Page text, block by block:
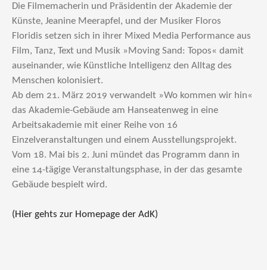
Die Filmemacherin und Präsidentin der Akademie der
Künste, Jeanine Meerapfel, und der Musiker Floros
Floridis setzen sich in ihrer Mixed Media Performance aus
Film, Tanz, Text und Musik »Moving Sand: Topos« damit
auseinander, wie Künstliche Intelligenz den Alltag des
Menschen kolonisiert.
Ab dem 21. März 2019 verwandelt »Wo kommen wir hin«
das Akademie-Gebäude am Hanseatenweg in eine
Arbeitsakademie mit einer Reihe von 16
Einzelveranstaltungen und einem Ausstellungsprojekt.
Vom 18. Mai bis 2. Juni mündet das Programm dann in
eine 14-tägige Veranstaltungsphase, in der das gesamte
Gebäude bespielt wird.
(Hier gehts zur Homepage der AdK)